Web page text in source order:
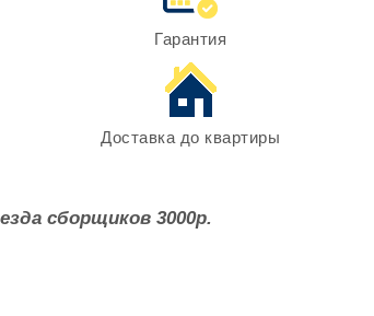
Гарантия
Доставка до квартиры
сборщиков 3000р.